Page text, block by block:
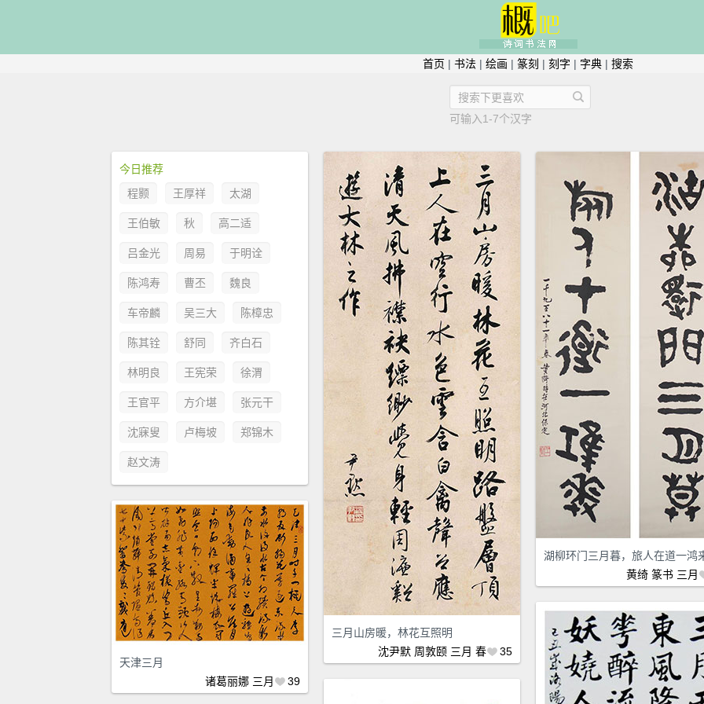
首页 | 书法 | 绘画 | 篆刻 | 刻字 | 字典 | 搜索
可输入1-7个汉字
今日推荐
程颢
王厚祥 太湖
王伯敏 秋 高二适
吕金光 周易 于明诠
陈鸿寿 曹丕 魏良
车帝麟 吴三大 陈樟忠
陈其铨 舒同 齐白石
林明良 王宪荣 徐渭
王官平 方介堪 张元干
沈寐叟 卢梅坡 郑锦木
赵文涛
三月山房暖，林花互照明
沈尹默 周敦颐 三月 春 35
湖柳环门三月暮，旅人在道一鸿
黄绮 篆书 三月
天津三月
诸葛丽娜 三月 39